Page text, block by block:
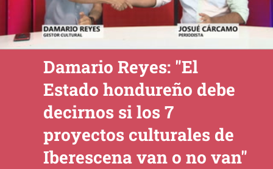
Damario Reyes: "El
Estado hondureño debe
decirnos si los 7
proyectos culturales de
Iberescena van o no van"